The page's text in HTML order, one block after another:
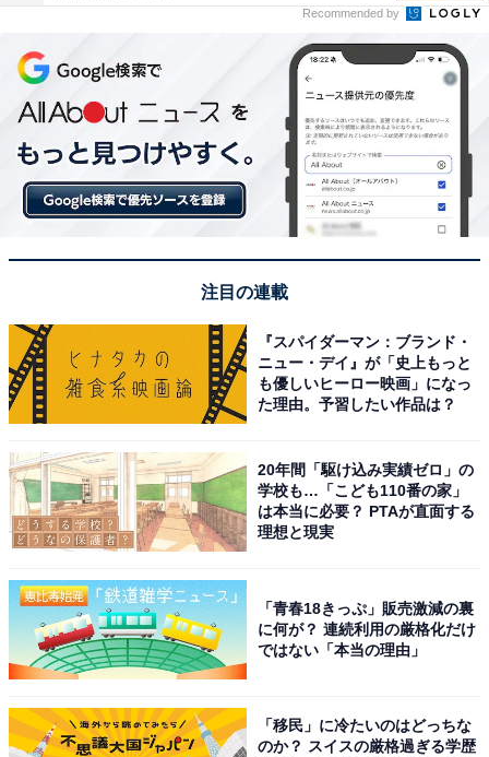
Recommended by
注目の連載
『スパイダーマン：ブランド・
ニュー・デイ』が「史上もっと
も優しいヒーロー映画」になっ
た理由。予習したい作品は？
20年間「駆け込み実績ゼロ」の
学校も…「こども110番の家」
は本当に必要？ PTAが直面する
理想と現実
「青春18きっぷ」販売激減の裏
に何が？ 連続利用の厳格化だけ
ではない「本当の理由」
「移民」に冷たいのはどっちな
のか？ スイスの厳格過ぎる学歴